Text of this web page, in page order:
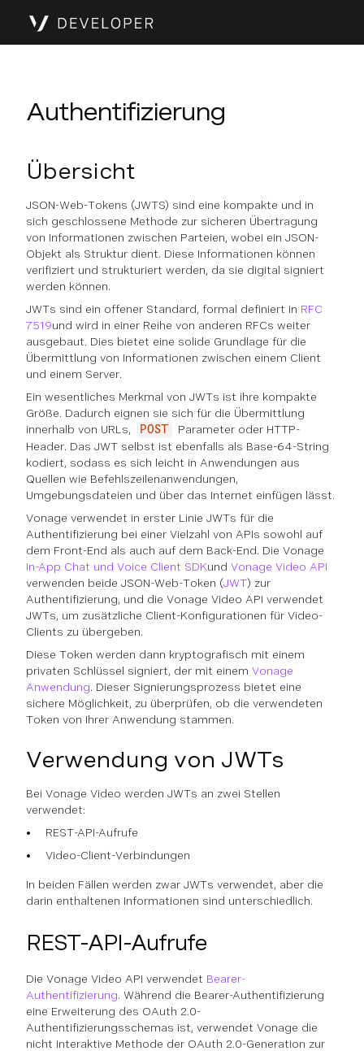
Authentifizierung
Übersicht
JSON-Web-Tokens (JWTS) sind eine kompakte und in
sich geschlossene Methode zur sicheren Übertragung
von Informationen zwischen Parteien, wobei ein JSON-
Objekt als Struktur dient. Diese Informationen können
verifiziert und strukturiert werden, da sie digital signiert
werden können.
JWTs sind ein offener Standard, formal definiert in RFC
7519und wird in einer Reihe von anderen RFCs weiter
ausgebaut. Dies bietet eine solide Grundlage für die
Übermittlung von Informationen zwischen einem Client
und einem Server.
Ein wesentliches Merkmal von JWTs ist ihre kompakte
Größe. Dadurch eignen sie sich für die Übermittlung
innerhalb von URLs,
POST
Parameter oder HTTP-
Header. Das JWT selbst ist ebenfalls als Base-64-String
kodiert, sodass es sich leicht in Anwendungen aus
Quellen wie Befehlszeilenanwendungen,
Umgebungsdateien und über das Internet einfügen lässt.
Vonage verwendet in erster Linie JWTs für die
Authentifizierung bei einer Vielzahl von APIs sowohl auf
dem Front-End als auch auf dem Back-End. Die Vonage
In-App Chat und Voice Client SDKund Vonage Video API
verwenden beide JSON-Web-Token (JWT) zur
Authentifizierung, und die Vonage Video API verwendet
JWTs, um zusätzliche Client-Konfigurationen für Video-
Clients zu übergeben.
Diese Token werden dann kryptografisch mit einem
privaten Schlüssel signiert, der mit einem Vonage
Anwendung. Dieser Signierungsprozess bietet eine
sichere Möglichkeit, zu überprüfen, ob die verwendeten
Token von Ihrer Anwendung stammen.
Verwendung von JWTs
Bei Vonage Video werden JWTs an zwei Stellen
verwendet:
REST-API-Aufrufe
Video-Client-Verbindungen
In beiden Fällen werden zwar JWTs verwendet, aber die
darin enthaltenen Informationen sind unterschiedlich.
REST-API-Aufrufe
Die Vonage Video API verwendet Bearer-
Authentifizierung. Während die Bearer-Authentifizierung
eine Erweiterung des OAuth 2.0-
Authentifizierungsschemas ist, verwendet Vonage die
nicht interaktive Methode der OAuth 2.0-Generation zur